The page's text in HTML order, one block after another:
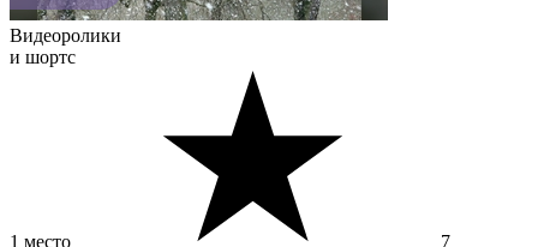
Видеоролики
и шортс
1 место 7